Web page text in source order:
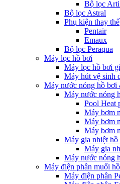
Bộ lọc
Bộ lọc Astral
Phụ kiện thay thế
Pentair
Emaux
Bộ lọc Peraqua
Máy lọc hồ bơi
Máy lọc hồ bơi
Máy hút vệ sinh
Máy nước nóng hồ bơi
Máy nước nóng
Pool Heat
Máy bơm
Máy bơm
Máy bơm
Máy gia nhiệt
Máy gia
Máy nước nóng
Máy điện phân muối
Máy điện phân